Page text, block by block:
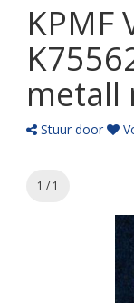
KPMF
metall
Stuur door
1 / 1